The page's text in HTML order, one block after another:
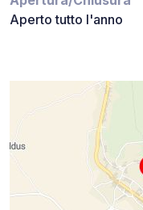
Aperto tutto l'anno